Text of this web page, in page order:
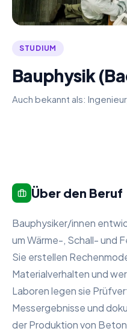
STUDIUM
Bauphysik
Auch bekannt als:
Über den Beruf
Bauphysiker/innen
um Wärme-, Schall- und
Sie erstellen
Materialverhalten und
Laboren legen sie
Messergebnisse und
der Produktion von